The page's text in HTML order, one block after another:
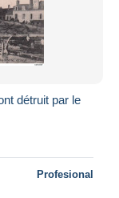
détruit par le
Profesional